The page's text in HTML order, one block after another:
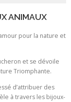
ANIMAUX
pour la nature et
et se dévoile
Triomphante.
d’attribuer des
à travers les bijoux-